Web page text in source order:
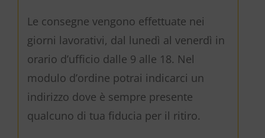
Le consegne vengono effettuate nei
giorni lavorativi, dal lunedì al venerdì in
orario d’ufficio dalle 9 alle 18. Nel
modulo d’ordine potrai indicarci un
indirizzo dove è sempre presente
qualcuno di tua fiducia per il ritiro.